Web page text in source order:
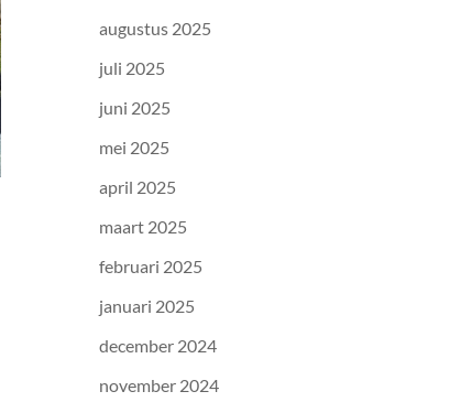
augustus 2025
juli 2025
juni 2025
mei 2025
april 2025
maart 2025
februari 2025
januari 2025
december 2024
november 2024